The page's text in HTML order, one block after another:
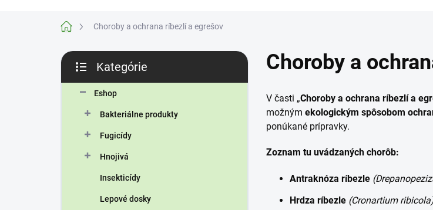
DomovChoroby a ochrana ríbezlí a egrešov
B
č
kategórie
Kategórie
Eshop
Bakteriálne produkty
Fugicídy
Hnojivá
Insekticídy
Lepové dosky
Choroby a
V časti „Choroby a ochrana ríbezlí a
možným ekologickým spôsobom
ponúkané prípravky.
Zoznam tu uvádzaných chorôb:
Antraknóza ríbezle (
Hrdza ríbezle (Cronartium